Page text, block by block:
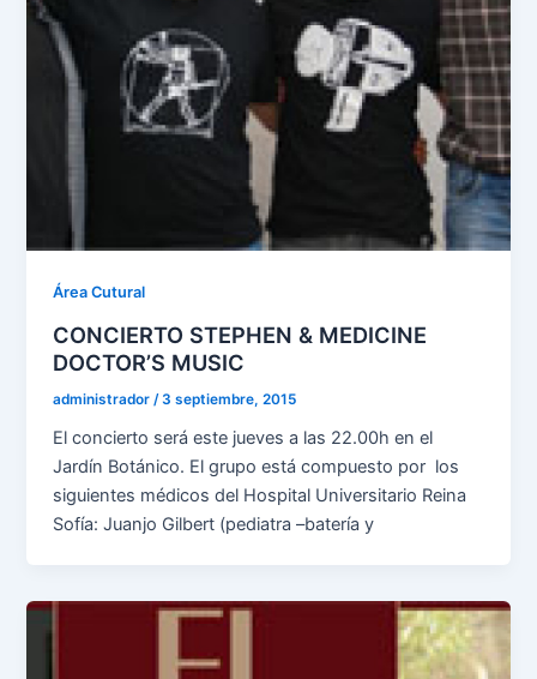
Área Cutural
CONCIERTO STEPHEN & MEDICINE
DOCTOR’S MUSIC
administrador /3 septiembre, 2015
El concierto será este jueves a las 22.00h en el
Jardín Botánico. El grupo está compuesto por los
siguientes médicos del Hospital Universitario Reina
Sofía: Juanjo Gilbert (pediatra –batería y